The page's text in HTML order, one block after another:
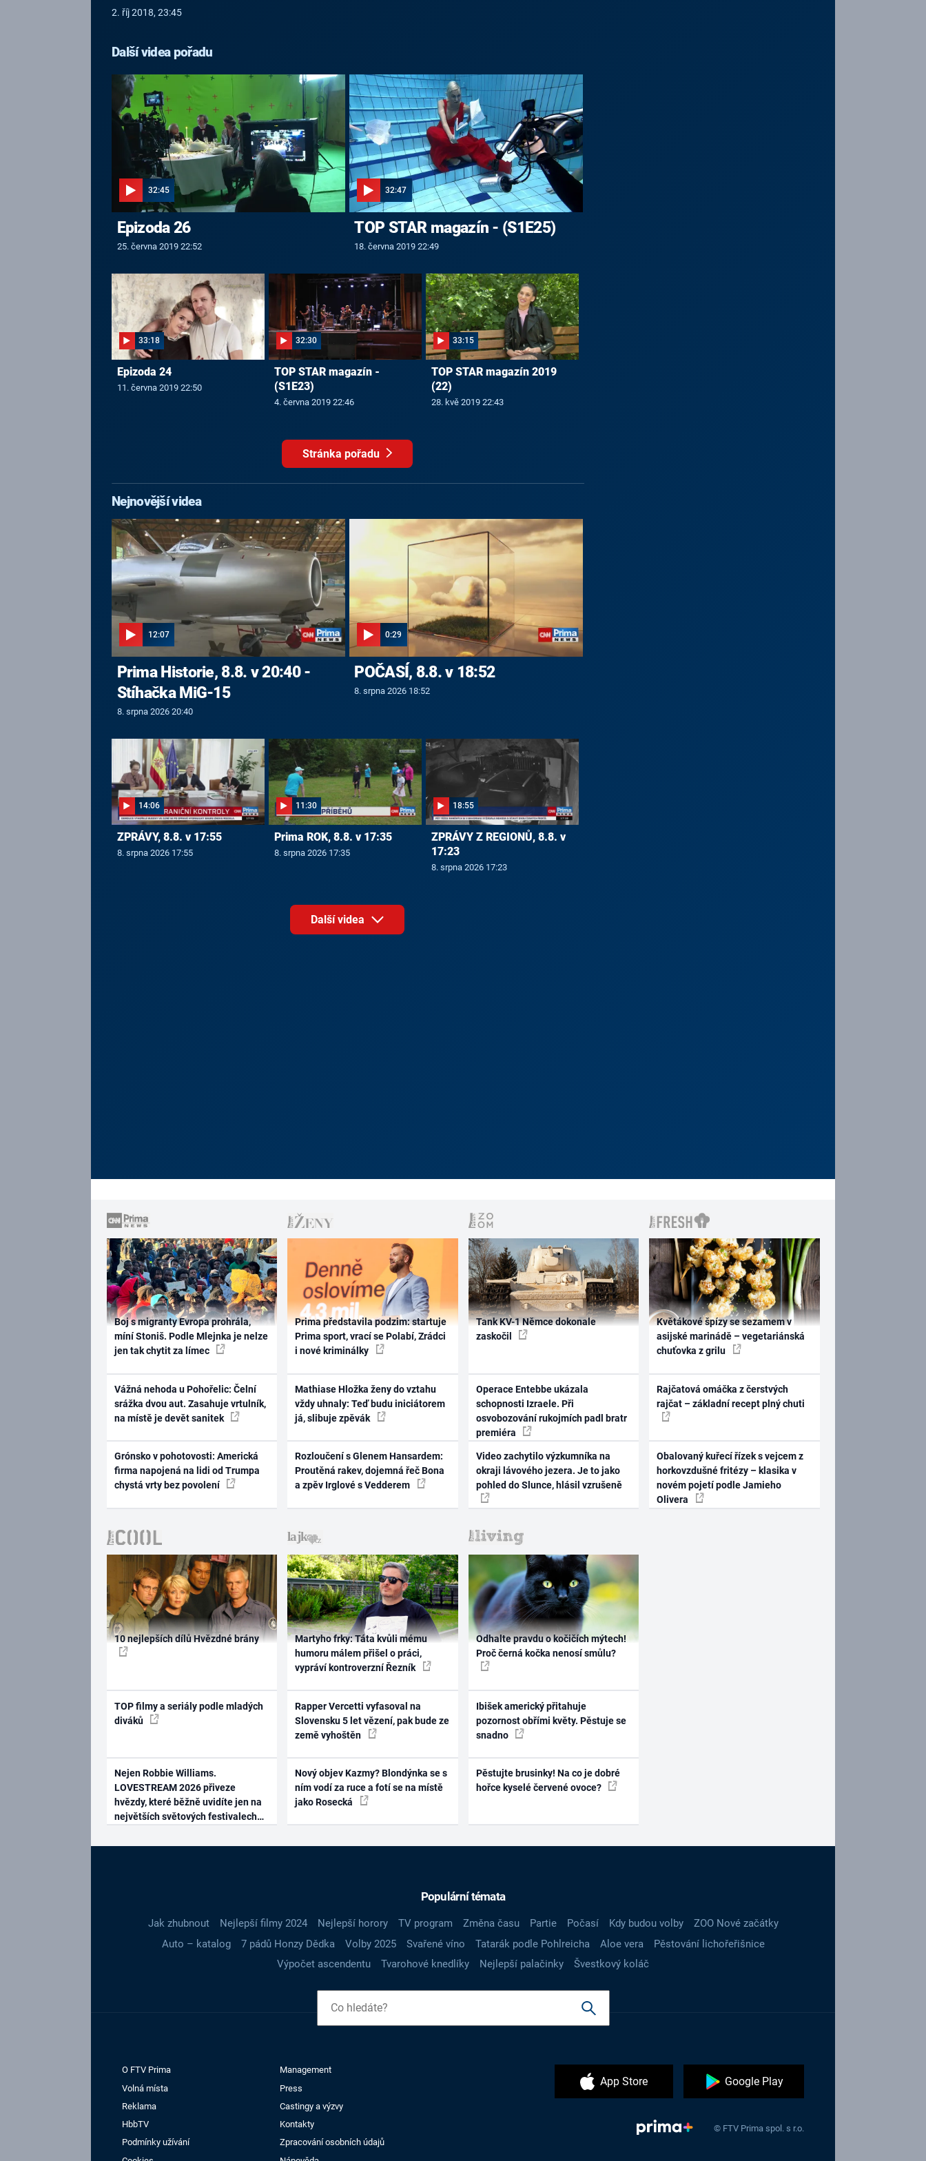
2. říj 2018, 23:45
Další videa pořadu
32:45
Epizoda 26
25. června 2019 22:52
32:47
TOP STAR magazín - (S1E25)
18. června 2019 22:49
33:18
Epizoda 24
11. června 2019 22:50
32:30
TOP STAR magazín -
(S1E23)
4. června 2019 22:46
33:15
TOP STAR magazín 2019
(22)
28. kvě 2019 22:43
Stránka pořadu
Nejnovější videa
12:07
Prima Historie, 8.8. v 20:40 -
Stíhačka MiG-15
8. srpna 2026 20:40
0:29
POČASÍ, 8.8. v 18:52
8. srpna 2026 18:52
14:06
ZPRÁVY, 8.8. v 17:55
8. srpna 2026 17:55
11:30
Prima ROK, 8.8. v 17:35
8. srpna 2026 17:35
18:55
ZPRÁVY Z REGIONŮ, 8.8. v
17:23
8. srpna 2026 17:23
Další videa
Boj s migranty Evropa prohrála,
míní Stoniš. Podle Mlejnka je nelze
jen tak chytit za límec
Vážná nehoda u Pohořelic: Čelní
srážka dvou aut. Zasahuje vrtulník,
na místě je devět sanitek
Grónsko v pohotovosti: Americká
firma napojená na lidi od Trumpa
chystá vrty bez povolení
Prima představila podzim: startuje
Prima sport, vrací se Polabí, Zrádci
i nové kriminálky
Mathiase Hložka ženy do vztahu
vždy uhnaly: Teď budu iniciátorem
já, slibuje zpěvák
Rozloučení s Glenem Hansardem:
Proutěná rakev, dojemná řeč Bona
a zpěv Irglové s Vedderem
Tank KV-1 Němce dokonale
zaskočil
Operace Entebbe ukázala
schopnosti Izraele. Při
osvobozování rukojmích padl bratr
premiéra
Video zachytilo výzkumníka na
okraji lávového jezera. Je to jako
pohled do Slunce, hlásil vzrušeně
Květákové špízy se sezamem v
asijské marinádě – vegetariánská
chuťovka z grilu
Rajčatová omáčka z čerstvých
rajčat – základní recept plný chuti
Obalovaný kuřecí řízek s vejcem z
horkovzdušné fritézy – klasika v
novém pojetí podle Jamieho
Olivera
10 nejlepších dílů Hvězdné brány
TOP filmy a seriály podle mladých
diváků
Nejen Robbie Williams.
LOVESTREAM 2026 přiveze
hvězdy, které běžně uvidíte jen na
největších světových festivalech
Martyho frky: Táta kvůli mému
humoru málem přišel o práci,
vypráví kontroverzní Řezník
Rapper Vercetti vyfasoval na
Slovensku 5 let vězení, pak bude ze
země vyhoštěn
Nový objev Kazmy? Blondýnka se s
ním vodí za ruce a fotí se na místě
jako Rosecká
Odhalte pravdu o kočičích mýtech!
Proč černá kočka nenosí smůlu?
Ibišek americký přitahuje
pozornost obřími květy. Pěstuje se
snadno
Pěstujte brusinky! Na co je dobré
hořce kyselé červené ovoce?
Populární témata
Jak zhubnout Nejlepší filmy 2024 Nejlepší horory TV program Změna času Partie Počasí Kdy budou volby
ZOO Nové začátky
Auto – katalog
7 pádů Honzy Dědka Volby 2025 Svařené víno Tatarák podle Pohlreicha Aloe vera
Pěstování lichořeřišnice
Výpočet ascendentu
Tvarohové knedlíky Nejlepší palačinky Švestkový koláč
O FTV Prima
Management
Volná místa
Press
Reklama
Castingy a výzvy
HbbTV
Kontakty
Podmínky užívání
Zpracování osobních údajů
App Store Google Play
© FTV Prima spol. s r.o.